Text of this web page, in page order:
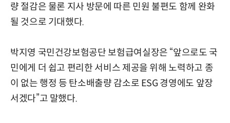
량 절감은 물론 지사 방문에 따른 민원 불편도 함께 완화
될 것으로 기대했다.
박지영 국민건강보험공단 보험급여실장은 “앞으로도 국
민에게 더 쉽고 편리한 서비스 제공을 위해 노력하고 종
이 없는 행정 등 탄소배출량 감소로 ESG 경영에도 앞장
서겠다”고 말했다.